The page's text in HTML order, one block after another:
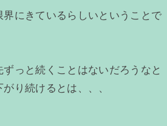
にきているらしいということで
っと続くことはないだろうなと
り続けるとは、、、